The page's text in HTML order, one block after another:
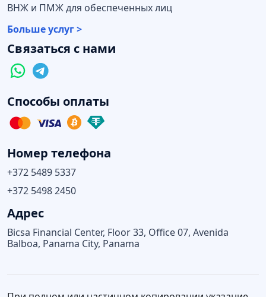
ВНЖ и ПМЖ для обеспеченных лиц
Больше услуг >
Связаться с нами
Способы оплаты
Номер телефона
+372 5489 5337
+372 5498 2450
Адрес
Bicsa Financial Center, Floor 33, Office 07, Avenida
Balboa, Panama City, Panama